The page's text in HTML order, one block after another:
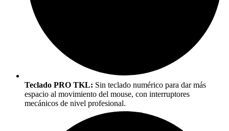
Teclado PRO TKL: Sin teclado numérico para dar más
espacio al movimiento del mouse, con interruptores
mecánicos de nivel profesional.